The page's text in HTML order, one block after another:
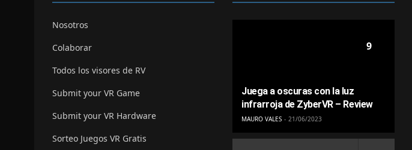
Nosotros
Colaborar
Todos los visores de RV
Submit your VR Game
Submit your VR Hardware
Sorteo Juegos VR Gratis
9
Juega a oscuras con la luz
infrarroja de ZyberVR – Review
MAURO VALES 21/06/2023